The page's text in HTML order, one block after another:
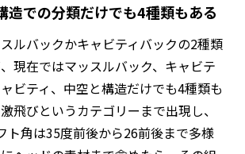
造での分類だけでも4種類もある
ルバックかキャビティバックの2種類
現在ではマッスルバック、キャビテ
ビティ、中空と構造だけでも4種類も
飛びというカテゴリーまで出現し、
ト角は35度前後から26前後まで多様